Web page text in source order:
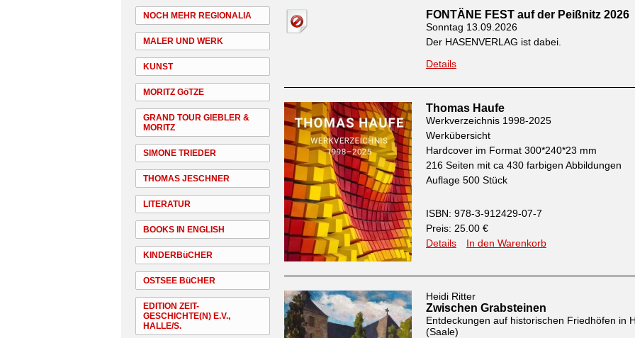
NOCH MEHR REGIONALIA
MALER UND WERK
KUNST
MORITZ GöTZE
GRAND TOUR GIEBLER &
MORITZ
SIMONE TRIEDER
THOMAS JESCHNER
LITERATUR
BOOKS IN ENGLISH
KINDERBüCHER
OSTSEE BüCHER
EDITION ZEIT-
GESCHICHTE(N) E.V.,
HALLE/S.
FONTÄNE FEST auf der Peißnitz 2026
Sonntag 13.09.2026
Der HASENVERLAG ist dabei.
Details
Thomas Haufe
Werkverzeichnis 1998-2025
Werkübersicht
Hardcover im Format 300*240*23 mm
216 Seiten mit ca 430 farbigen Abbildungen
Auflage 500 Stück
ISBN: 978-3-912429-07-7
Preis: 25.00 €
Details
In den Warenkorb
Heidi Ritter
Zwischen Grabsteinen
Entdeckungen auf historischen Friedhöfen in
(Saale)